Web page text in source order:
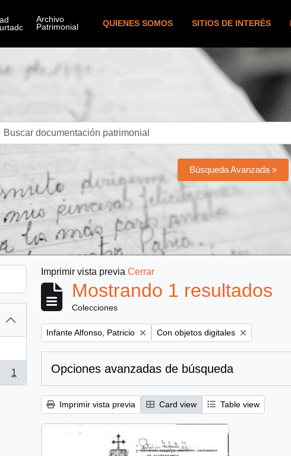
QUIENES SOMOS SITIOS DE INTERÉS
Búsqueda Avanzada »
1
Imprimir vista previa Cerrar
Mostrando 1 resultados
Colecciones
Remove filter:
Infante Alfonso, Patricio Remove filter:
Con objetos digitales
Opciones avanzadas de búsqueda
Imprimir vista previa Card view Table view